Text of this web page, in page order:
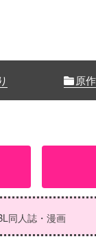
原作
同人誌・漫画